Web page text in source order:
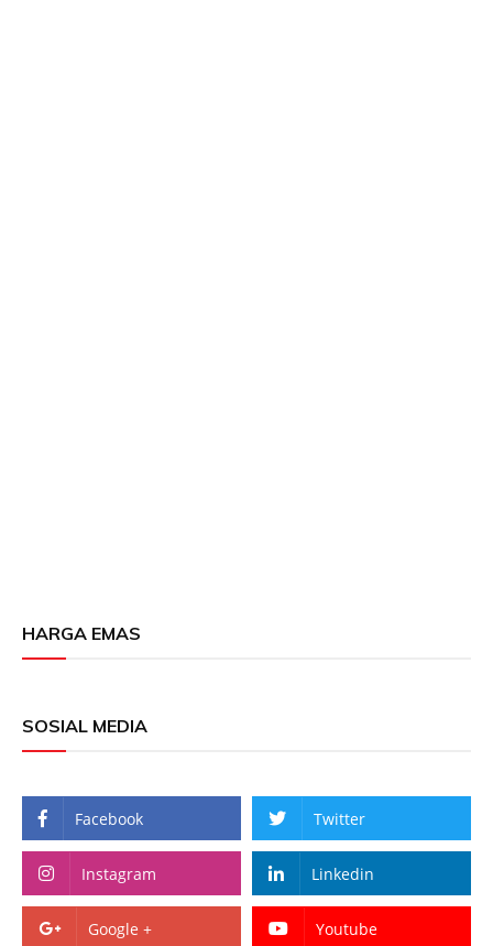
HARGA EMAS
SOSIAL MEDIA
Facebook Twitter
Instagram Linkedin
Google + Youtube